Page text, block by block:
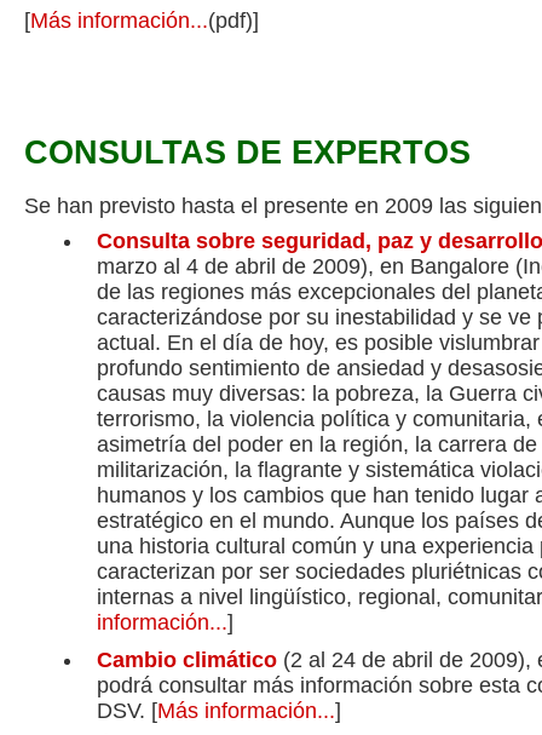
[Más información...(pdf)]
CONSULTAS DE EXPERTOS
Se han previsto hasta el presente en 2009 las
Consulta sobre seguridad, paz y
marzo al 4 de abril de 2009), en Bangalore
de las regiones más excepcionales del
caracterizándose por su inestabilidad y se ve
actual. En el día de hoy, es posible
profundo sentimiento de ansiedad y
causas muy diversas: la pobreza, la Guerra
terrorismo, la violencia política y comunitaria,
asimetría del poder en la región, la carrera
militarización, la flagrante y sistemática
humanos y los cambios que han tenido lugar
estratégico en el mundo. Aunque los países
una historia cultural común y una
caracterizan por ser sociedades pluriétnicas
internas a nivel lingüístico, regional,
información...]
Cambio climático (2 al 24 de abril de 2009),
podrá consultar más información sobre esta
DSV. [Más información...]